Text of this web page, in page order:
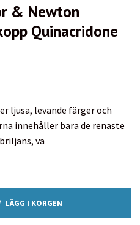
& Newton
Quinacridone
ljusa, levande färger och
innehåller bara de renaste
va
LÄGG I KORGEN